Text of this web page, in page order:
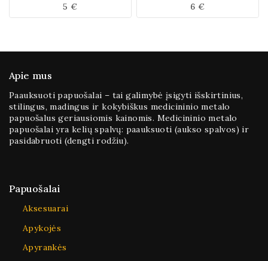
iš
5 €
iš
6 €
Apie mus
Paauksuoti papuošalai – tai galimybė įsigyti išskirtinius,
stilingus, madingus ir kokybiškus medicininio metalo
papuošalus geriausiomis kainomis. Medicininio metalo
papuošalai yra kelių spalvų: paauksuoti (aukso spalvos) ir
pasidabruoti (dengti rodžiu).
Papuošalai
Aksesuarai
Apykojės
Apyrankės